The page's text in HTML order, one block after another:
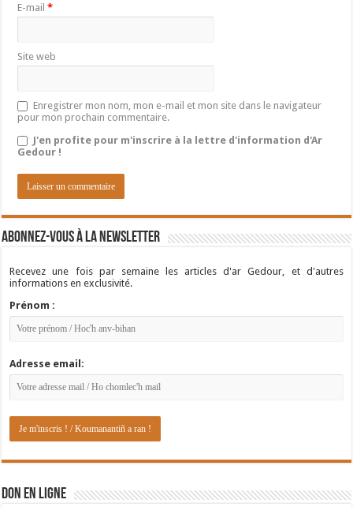
E-mail*
Site web
Enregistrer mon nom, mon e-mail et mon site dans le navigateur
pour mon prochain commentaire.
J'en profite pour m'inscrire à la lettre d'information d'Ar
Gedour !
Abonnez-vous à la newsletter
Recevez une fois par semaine les articles d'ar Gedour, et d'autres
informations en exclusivité.
Prénom :
Adresse email:
DON EN LIGNE